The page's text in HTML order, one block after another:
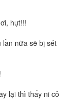
hụt!!!
lần nữa sẽ bị sét
lại thì thấy ni cô